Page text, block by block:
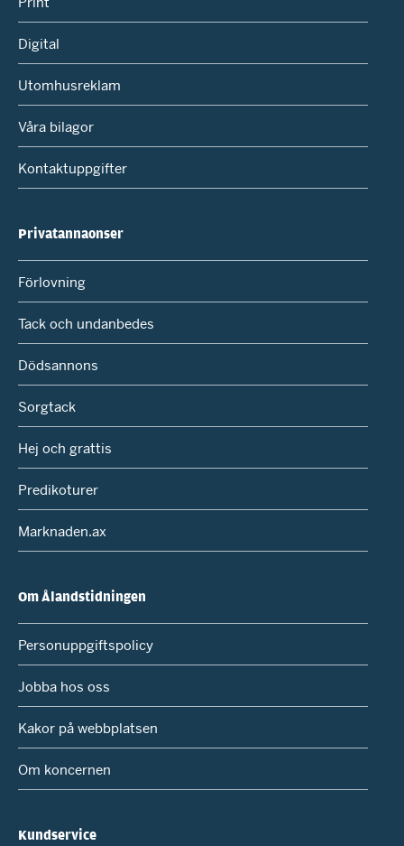
Digital
Utomhusreklam
Våra bilagor
Kontaktuppgifter
Privatannaonser
Förlovning
Tack och undanbedes
Dödsannons
Sorgtack
Hej och grattis
Predikoturer
Marknaden.ax
Om Ålandstidningen
Personuppgiftspolicy
Jobba hos oss
Kakor på webbplatsen
Om koncernen
Kundservice